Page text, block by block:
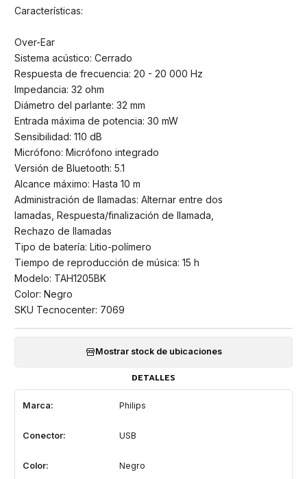
Características:
Over-Ear
Sistema acústico: Cerrado
Respuesta de frecuencia: 20 - 20 000 Hz
Impedancia: 32 ohm
Diámetro del parlante: 32 mm
Entrada máxima de potencia: 30 mW
Sensibilidad: 110 dB
Micrófono: Micrófono integrado
Versión de Bluetooth: 5.1
Alcance máximo: Hasta 10 m
Administración de llamadas: Alternar entre dos
lamadas, Respuesta/finalización de llamada,
Rechazo de llamadas
Tipo de batería: Litio-polímero
Tiempo de reproducción de música: 15 h
Modelo: TAH1205BK
Color: Negro
SKU Tecnocenter: 7069
Mostrar stock de ubicaciones
DETALLES
Marca: Philips
Conector: USB
Color: Negro